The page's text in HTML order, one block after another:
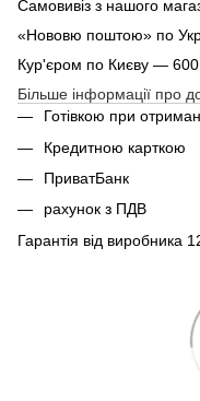
Самовивіз з нашого
«Нововю поштою» по
Кур'єром по Києву — 600
Більше інформації про
Готівкою при
Кредитною карткою
ПриватБанк
рахунок з ПДВ
Гарантія від виробника